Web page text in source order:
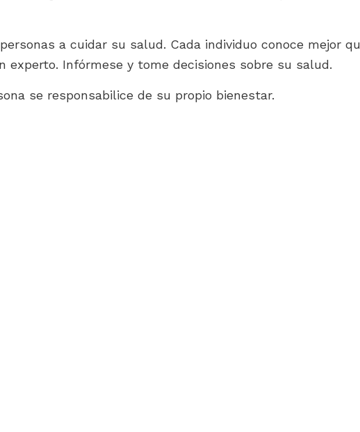
a cuidar su salud. Cada individuo conoce mejor
experto. Infórmese y tome decisiones sobre su salud.
se responsabilice de su propio bienestar.